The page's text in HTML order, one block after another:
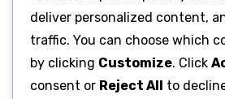
deliver personalized content,
traffic. You can choose which
by clicking Customize. Click
consent or Reject All to